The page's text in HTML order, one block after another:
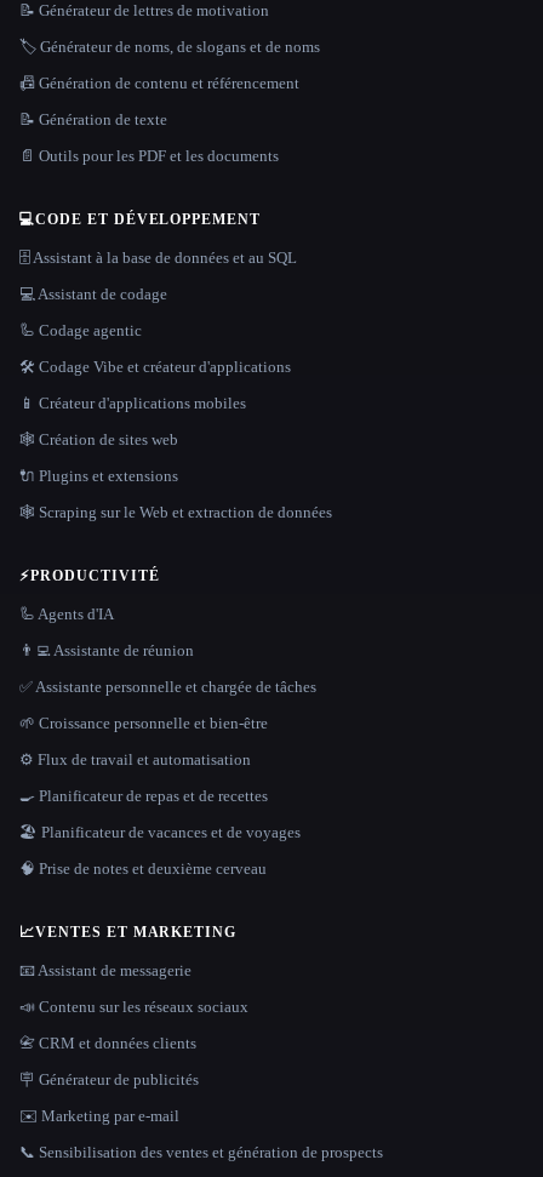
📝 Générateur de lettres de motivation
🏷️ Générateur de noms, de slogans et de noms
📠 Génération de contenu et référencement
📝 Génération de texte
📄 Outils pour les PDF et les documents
💻CODE ET DÉVELOPPEMENT
🗄️ Assistant à la base de données et au SQL
💻 Assistant de codage
🦾 Codage agentic
🛠️ Codage Vibe et créateur d'applications
📱 Créateur d'applications mobiles
🕸 Création de sites web
🔌 Plugins et extensions
🕸️ Scraping sur le Web et extraction de données
⚡PRODUCTIVITÉ
🦾 Agents d'IA
👨‍💻 Assistante de réunion
✅ Assistante personnelle et chargée de tâches
🌱 Croissance personnelle et bien-être
⚙️ Flux de travail et automatisation
🍳 Planificateur de repas et de recettes
🏖 Planificateur de vacances et de voyages
🧠 Prise de notes et deuxième cerveau
📈VENTES ET MARKETING
📧 Assistant de messagerie
📣 Contenu sur les réseaux sociaux
📇 CRM et données clients
🪧 Générateur de publicités
✉️ Marketing par e-mail
📞 Sensibilisation des ventes et génération de prospects